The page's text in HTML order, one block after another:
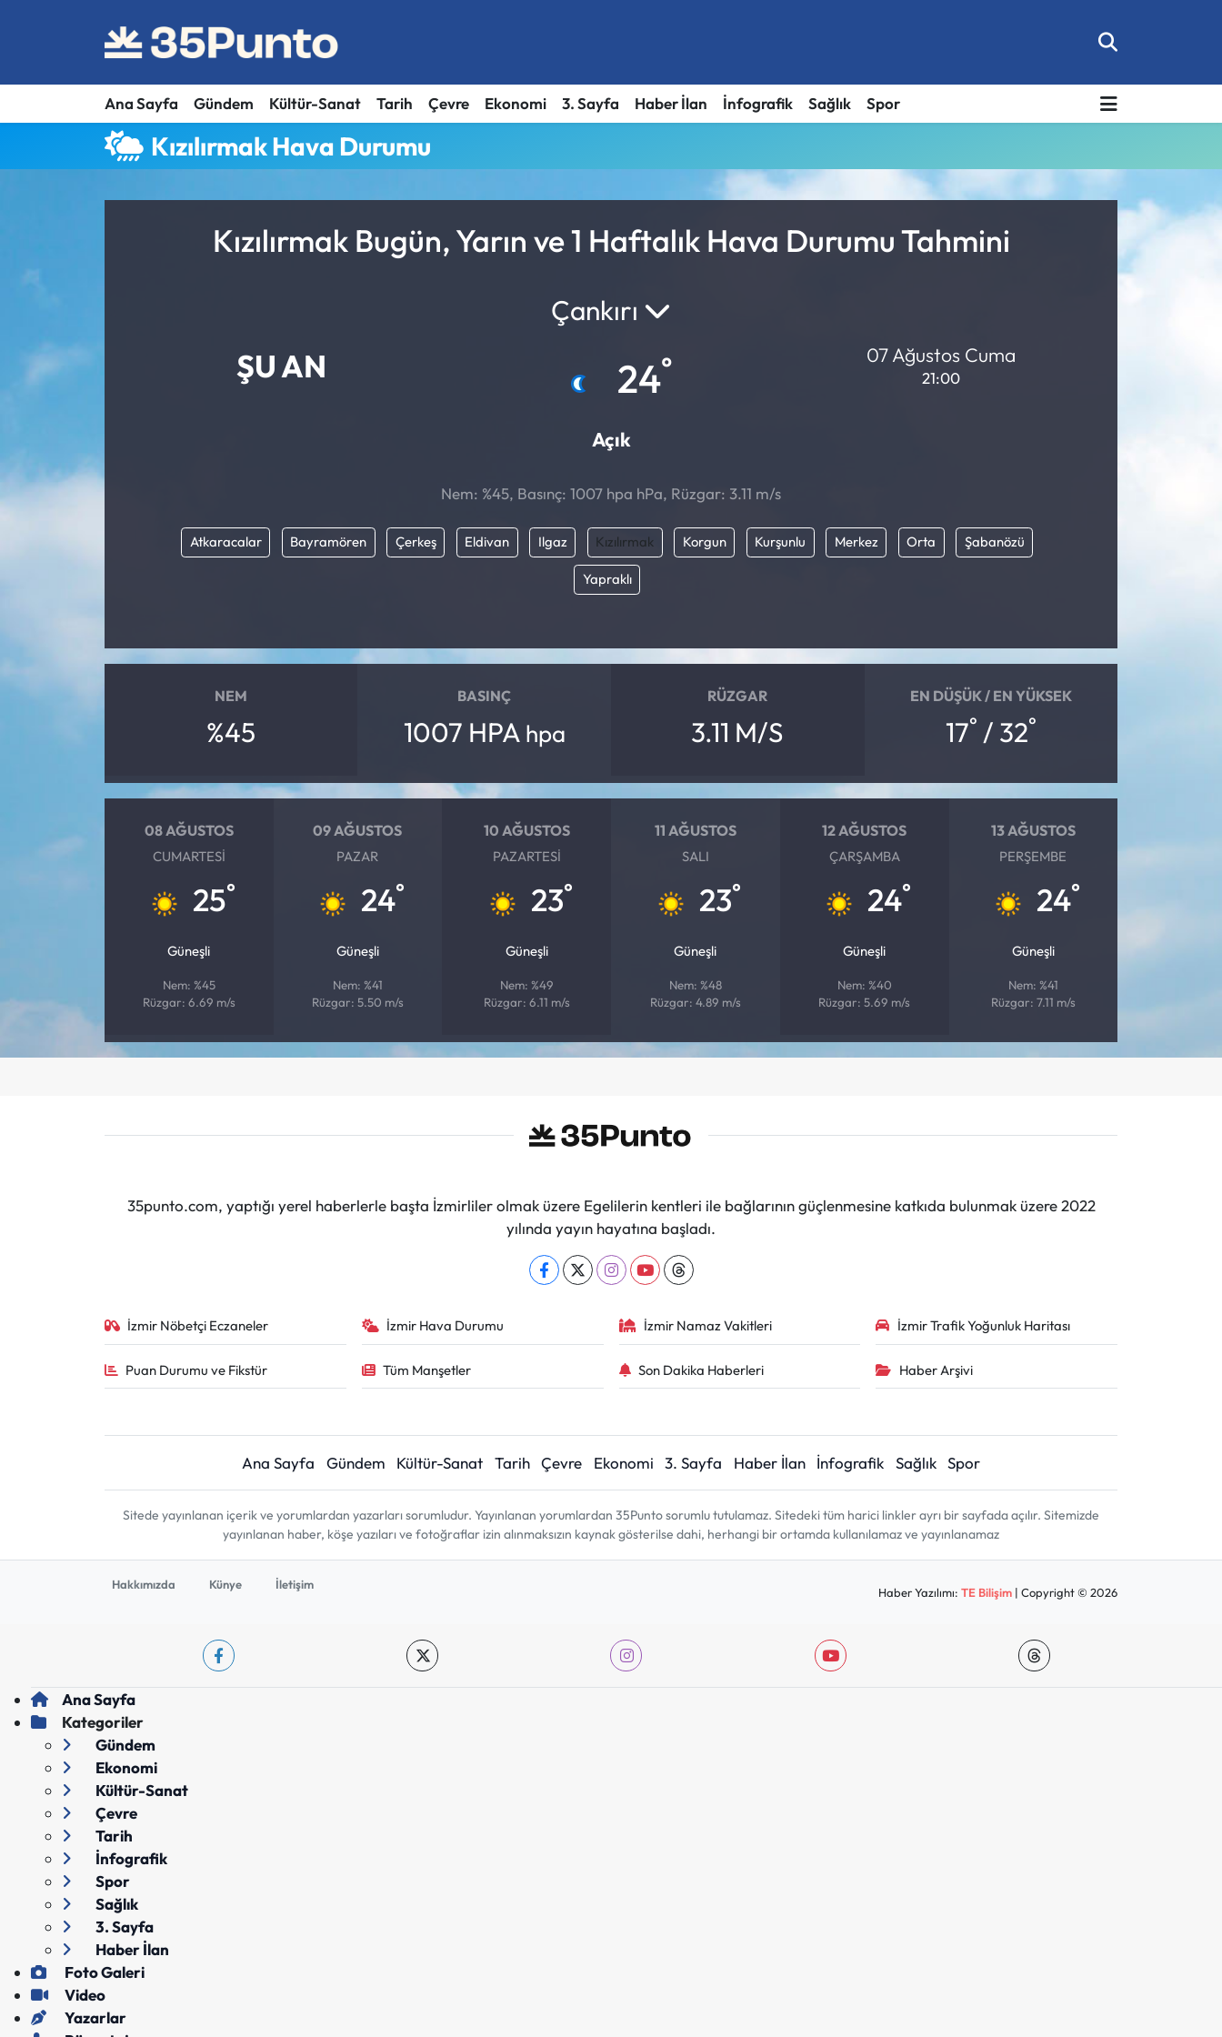
Ana Sayfa Gündem Kültür-Sanat Tarih Çevre Ekonomi 3. Sayfa Haber İlan İnfografik Sağlık Spor
Kızılırmak Hava Durumu
Kızılırmak Bugün, Yarın ve 1 Haftalık Hava Durumu Tahmini
ŞU AN
Çankırı
24°
Açık
07 Ağustos Cuma
21:00
Nem: %45, Basınç: 1007 hpa hPa, Rüzgar: 3.11 m/s
Atkaracalar Bayramören Çerkeş Eldivan Ilgaz Kızılırmak Korgun Kurşunlu Merkez Orta Şabanözü
Yapraklı
NEM
%45
BASINÇ
1007 HPA hpa
RÜZGAR
3.11 M/S
EN DÜŞÜK / EN YÜKSEK
17° / 32°
08 AĞUSTOS
CUMARTESI
25°
Güneşli
Nem: %45
Rüzgar: 6.69 m/s
09 AĞUSTOS
PAZAR
24°
Güneşli
Nem: %41
Rüzgar: 5.50 m/s
10 AĞUSTOS
PAZARTESI
23°
Güneşli
Nem: %49
Rüzgar: 6.11 m/s
11 AĞUSTOS
SALI
23°
Güneşli
Nem: %48
Rüzgar: 4.89 m/s
12 AĞUSTOS
ÇARŞAMBA
24°
Güneşli
Nem: %40
Rüzgar: 5.69 m/s
13 AĞUSTOS
PERŞEMBE
24°
Güneşli
Nem: %41
Rüzgar: 7.11 m/s
35punto.com, yaptığı yerel haberlerle başta İzmirliler olmak üzere Egelilerin kentleri ile bağlarının güçlenmesine katkıda bulunmak üzere 2022
yılında yayın hayatına başladı.
İzmir Nöbetçi Eczaneler İzmir Hava Durumu İzmir Namaz Vakitleri İzmir Trafik Yoğunluk Haritası
Puan Durumu ve Fikstür Tüm Manşetler Son Dakika Haberleri Haber Arşivi
Ana Sayfa Gündem Kültür-Sanat Tarih Çevre Ekonomi 3. Sayfa Haber İlan İnfografik Sağlık Spor
Sitede yayınlanan içerik ve yorumlardan yazarları sorumludur. Yayınlanan yorumlardan 35Punto sorumlu tutulamaz. Sitedeki tüm harici linkler ayrı bir sayfada açılır. Sitemizde
yayınlanan haber, köşe yazıları ve fotoğraflar izin alınmaksızın kaynak gösterilse dahi, herhangi bir ortamda kullanılamaz ve yayınlanamaz
Hakkımızda Künye İletişim
Haber Yazılımı:TE Bilişim | Copyright © 2026
Ana Sayfa
Kategoriler
Gündem
Ekonomi
Kültür-Sanat
Çevre
Tarih
İnfografik
Spor
Sağlık
3. Sayfa
Haber İlan
Foto Galeri
Video
Yazarlar